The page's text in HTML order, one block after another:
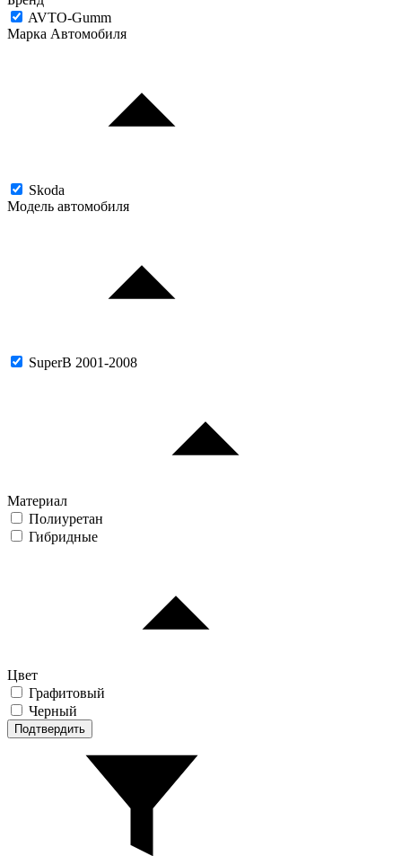
AVTO-Gumm
Марка Автомобиля
Skoda
Модель автомобиля
SuperB 2001-2008
Материал
Полиуретан
Гибридные
Цвет
Графитовый
Черный
Подтвердить